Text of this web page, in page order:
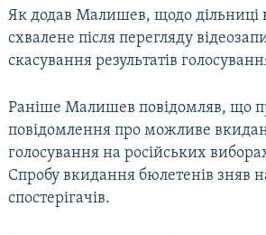
Як додав Малишев, щодо дільниці
схвалене після перегляду
скасування результатів
Раніше Малишев повідомляв, що
повідомлення про можливе
голосування на російських
Спробу вкидання бюлетенів зняв
спостерігачів.